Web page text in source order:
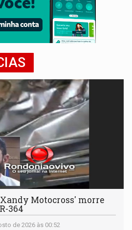
'Xandy Motocross' morre
364
de 2026 às 00:52